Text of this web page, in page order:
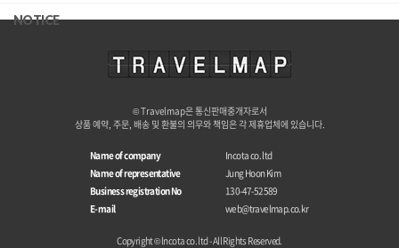
NOTICE
© Travelmap은 통신판매중개자로서
상품 예약, 주문, 배송 및 환불의 의무와 책임은 각 제휴업체에 있습니다.
Name of company
Incota co. ltd
Name of representative
Jung Hoon Kim
Business registration No
130-47-52589
E-mail
web@travelmap.co.kr
Copyright © lncota co. ltd - All Rights Reserved.